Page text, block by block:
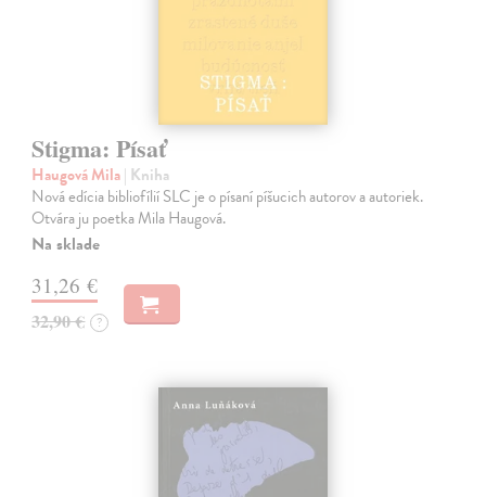
Stigma: Písať
Haugová Mila| Kniha
Nová edícia bibliofílií SLC je o písaní píšucich autorov a autoriek.
Otvára ju poetka Mila Haugová.
Na sklade
31,26 €
32,90 € ?